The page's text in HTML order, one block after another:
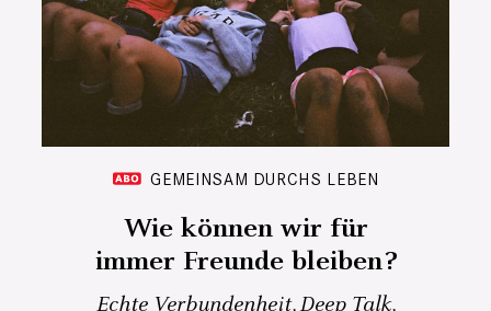
GEMEINSAM DURCHS LEBEN
Wie können wir für
immer Freunde bleiben?